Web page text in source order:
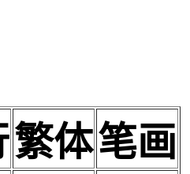
繁体笔画